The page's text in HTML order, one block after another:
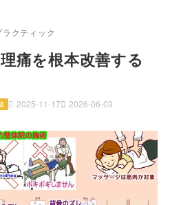
クティック
痛を根本改善する
2025-11-17 2026-06-03